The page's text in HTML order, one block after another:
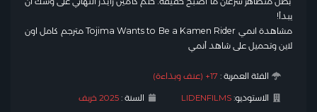
يبدأ!
مشاهدة انمي Tojima Wants to Be a Kamen Rider مترجم كامل اون
لاين وتحميل على شاهد أنمي
الفئة العمرية : 17+ (عنف وبذاءة)
الاستوديو:LIDENFILMS السنة : 2025 خريف